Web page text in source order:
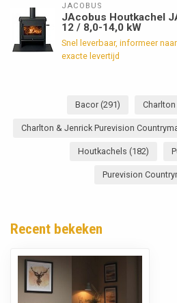
JACOBUS
JAcobus Houtkachel
12 / 8,0-14,0 kW
Snel leverbaar, informeer
exacte levertijd
Bacor (291)
Charlton & Jenrick Purevision
Houtkachels (182)
Purevision
Recent bekeken